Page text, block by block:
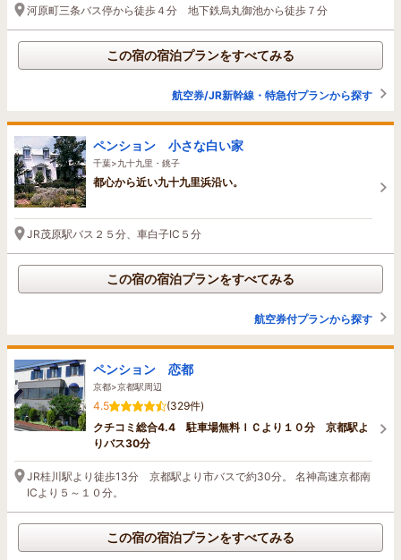
河原町三条バス停から徒歩４分 地下鉄烏丸御池から徒歩７分
この宿の宿泊プランをすべてみる
航空券/JR新幹線・特急付プランから探す
ペンション 小さな白い家
千葉>九十九里・銚子
都心から近い九十九里浜沿い。
JR茂原駅バス２５分、車白子IC５分
この宿の宿泊プランをすべてみる
航空券付プランから探す
ペンション 恋都
京都>京都駅周辺
4.5
(329件)
クチコミ総合4.4 駐車場無料ＩＣより１０分 京都駅よ
りバス30分
JR桂川駅より徒歩13分 京都駅より市バスで約30分。 名神高速京都南
ICより５～１０分。
この宿の宿泊プランをすべてみる